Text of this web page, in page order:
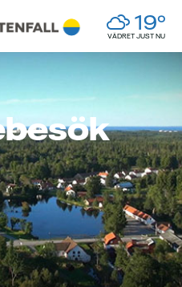
19°
VÄDRET JUST NU